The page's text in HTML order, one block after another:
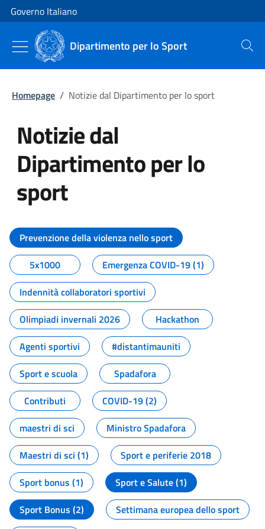
Vai al contenuto
Vai alla navigazione del sito
Governo Italiano
Dipartimento per lo Sport Cerca
Homepage / Notizie dal Dipartimento per lo sport
Notizie dal
Dipartimento per lo
sport
Tutti i contenuti della pagina
Prevenzione della violenza nello sport
5x1000
Emergenza COVID-19 (1)
Indennità collaboratori sportivi
Olimpiadi invernali 2026
Hackathon
Agenti sportivi
#distantimauniti
Sport e scuola
Spadafora
Contributi
COVID-19 (2)
maestri di sci
Ministro Spadafora
Maestri di sci (1)
Sport e periferie 2018
Sport bonus (1)
Sport e Salute (1)
Sport Bonus (2)
Settimana europea dello sport